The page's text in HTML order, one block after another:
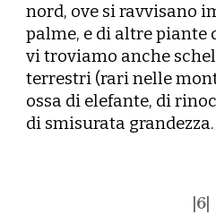
nord, ove si ravvisano
palme, e di altre piante
vi troviamo anche
terrestri (rari nelle
ossa di elefante, di
di smisurata grandezza.
6|